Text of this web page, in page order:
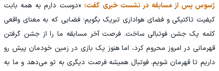
ژسوس پس از مسابقه در نشست خبری گفت: «دوست دارم به همه بابت
کیفیت تاکتیکی و فضای هواداری تبریک بگویم؛ فضایی که به معنای واقعی
کلمه یک جشن فوتبالی ساخت. فرصت آخر مسابقه ما را از جشن گرفتن
قهرمانی در امروز محروم کرد، اما هنوز یک بازی در زمین خودمان پیش رو
داریم تا قهرمان شویم. فوتبال همیشه فرصت دیگری به تو می‌دهد و ما به